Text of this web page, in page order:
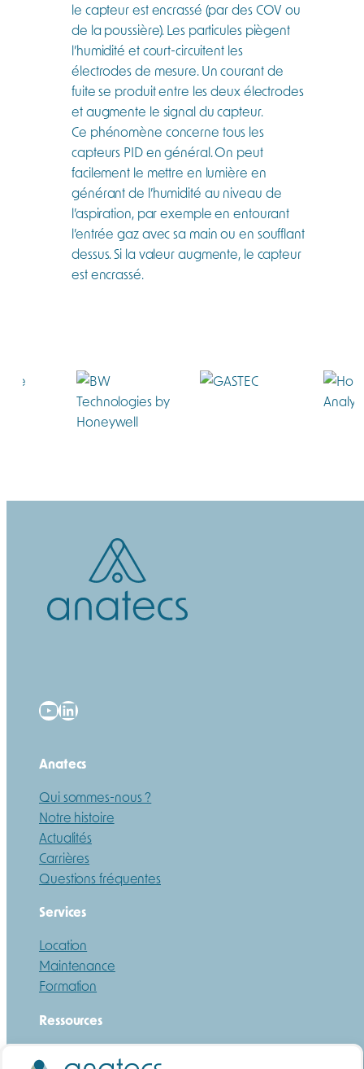
le capteur est encrassé (par des COV ou
de la poussière). Les particules piègent
l’humidité et court-circuitent les
électrodes de mesure. Un courant de
fuite se produit entre les deux électrodes
et augmente le signal du capteur.
Ce phénomène concerne tous les
capteurs PID en général. On peut
facilement le mettre en lumière en
générant de l’humidité au niveau de
l’aspiration, par exemple en entourant
l’entrée gaz avec sa main ou en soufflant
dessus. Si la valeur augmente, le capteur
est encrassé.
YouTube
LinkedIn
Anatecs
Qui sommes-nous ?
Notre histoire
Actualités
Carrières
Questions fréquentes
Services
Location
Maintenance
Formation
Ressources